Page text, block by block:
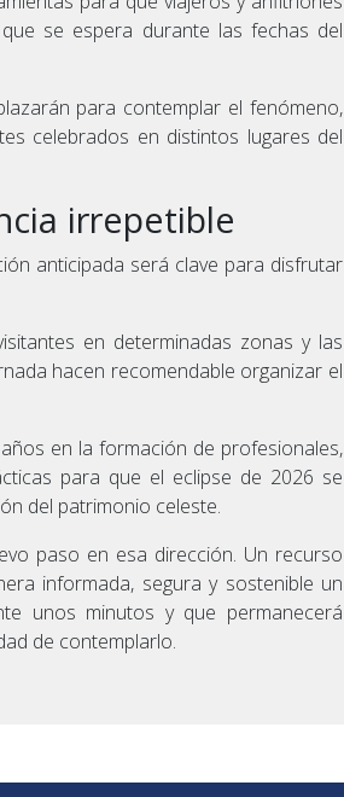
se espera durante las fechas del
para contemplar el fenómeno,
celebrados en distintos lugares del
irrepetible
anticipada será clave para disfrutar
en determinadas zonas y las
hacen recomendable organizar el
en la formación de profesionales,
para que el eclipse de 2026 se
del patrimonio celeste.
paso en esa dirección. Un recurso
informada, segura y sostenible un
unos minutos y que permanecerá
de contemplarlo.